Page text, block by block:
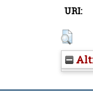
URI: